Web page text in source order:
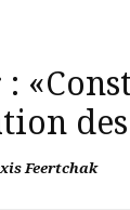
:
Feertchak